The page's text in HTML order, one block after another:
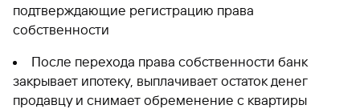
подтверждающие регистрацию права
собственности
После перехода права собственности банк
закрывает ипотеку, выплачивает остаток денег
продавцу и снимает обременение с квартиры